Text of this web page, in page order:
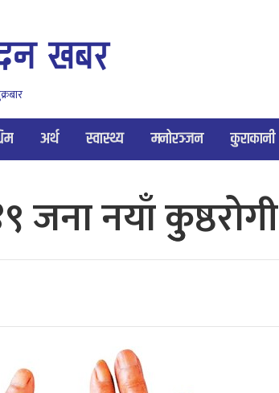
अर्थ स्वास्थ्य मनोरञ्जन कुराकानी
जना नयाँ कुुष्ठरोगी